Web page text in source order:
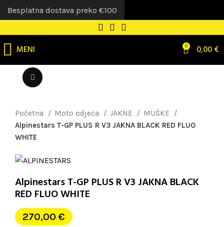
MENI 0 0,00€
Početna Moto odjeća JAKNE
MUŠKE
Alpinestars T-GP PLUS R V3 JAKNA BLACK RED FLUO
WHITE
Alpinestars T-GP PLUS R V3 JAKNA BLACK
RED FLUO WHITE
270,00 €
Besplatna dostava preko €100